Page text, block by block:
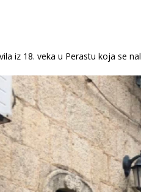
iz 18. veka u Perastu koja se